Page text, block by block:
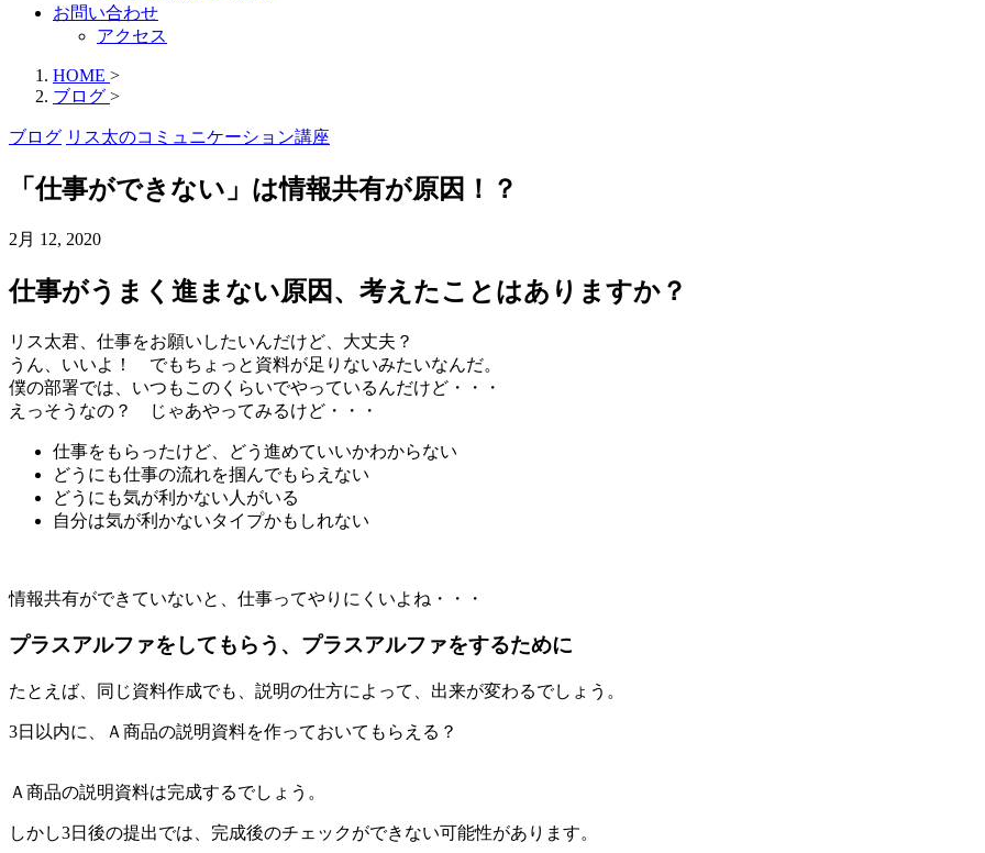
お問い合わせ
アクセス
HOME >
ブログ >
ブログ リス太のコミュニケーション講座
「仕事ができない」は情報共有が原因！？
2月 12, 2020
仕事がうまく進まない原因、考えたことはありますか？
リス太君、仕事をお願いしたいんだけど、大丈夫？
うん、いいよ！ でもちょっと資料が足りないみたいなんだ。
僕の部署では、いつもこのくらいでやっているんだけど・・・
えっそうなの？ じゃあやってみるけど・・・
仕事をもらったけど、どう進めていいかわからない
どうにも仕事の流れを掴んでもらえない
どうにも気が利かない人がいる
自分は気が利かないタイプかもしれない
情報共有ができていないと、仕事ってやりにくいよね・・・
プラスアルファをしてもらう、プラスアルファをするために
たとえば、同じ資料作成でも、説明の仕方によって、出来が変わるでしょう。
3日以内に、Ａ商品の説明資料を作っておいてもらえる？
Ａ商品の説明資料は完成するでしょう。
しかし3日後の提出では、完成後のチェックができない可能性があります。